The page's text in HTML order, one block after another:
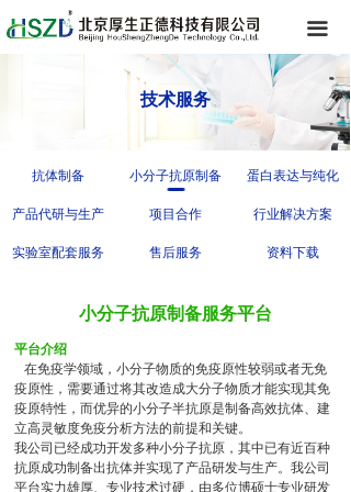
抗体制备 小分子抗原制备 蛋白表达与纯化
끀
技术服务
产品代研与生产 项目合作 行业解决方案
实验室配套服务 售后服务 资料下载
小分子抗原制备服务平台
平台介绍
在免疫学领域，小分子物质的免疫原性较弱或者无免
疫原性，需要通过将其改造成大分子物质才能实现其免
疫原特性，而优异的小分子半抗原是制备高效抗体、建
立高灵敏度免疫分析方法的前提和关键。
我公司已经成功开发多种小分子抗原，其中已有近百种
抗原成功制备出抗体并实现了产品研发与生产。我公司
平台实力雄厚、专业技术过硬，由多位博硕士专业研发